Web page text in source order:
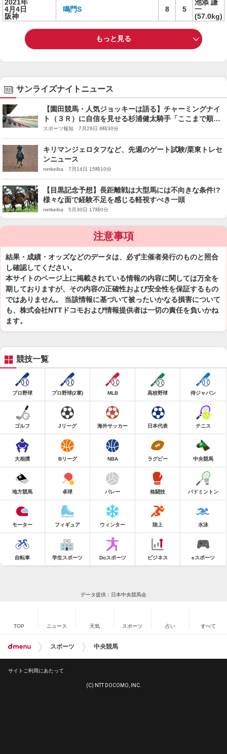
2021年
4月4日
阪神
鳴門S 8 5
池添 謙
一
(57.0kg)
もっと見る
サンライズナイトニュース
【園田競馬・人気ジョッキーは語る】チャーミングナイ
ト（３Ｒ）に自信を見せる杉浦健太騎手「ここまで順調
にきた」
スポーツ報知 7月29日 9時30分
キリマンジェロタフなど、先週のゲート試験/栗東トレセ
ンニュース
netkeiba 7月14日 15時10分
【目黒記念予想】長距離戦は大型馬には不向きな条件!?
様々な面で経験不足を感じる軽視すべき一頭
netkeiba 5月30日 17時0分
注意事項
結果・成績・オッズなどのデータは、必ず主催者発行のものと照合
し確認してください。
本サイトのページ上に掲載されている情報の内容に関しては万全を
期しておりますが、その内容の正確性および安全性を保証するもの
ではありません。 当該情報に基づいて被ったいかなる損害について
も、株式会社NTTドコモおよび情報提供者は一切の責任を負いかね
ます。
競技一覧
プロ野球 プロ野球(2軍) MLB 高校野球 侍ジャパン
ゴルフ Jリーグ 海外サッカー 日本代表 テニス
大相撲 Bリーグ NBA ラグビー 中央競馬
地方競馬 卓球 バレー 格闘技 バドミントン
モーター フィギュア ウィンター 陸上 水泳
自転車 学生スポーツ Doスポーツ ビジネス eスポーツ
データ提供：日本中央競馬会
TOP ニュース 天気 スポーツ 占い すべて
スポーツ 中央競馬
サイトご利用にあたって
(C) NTT DOCOMO, INC.